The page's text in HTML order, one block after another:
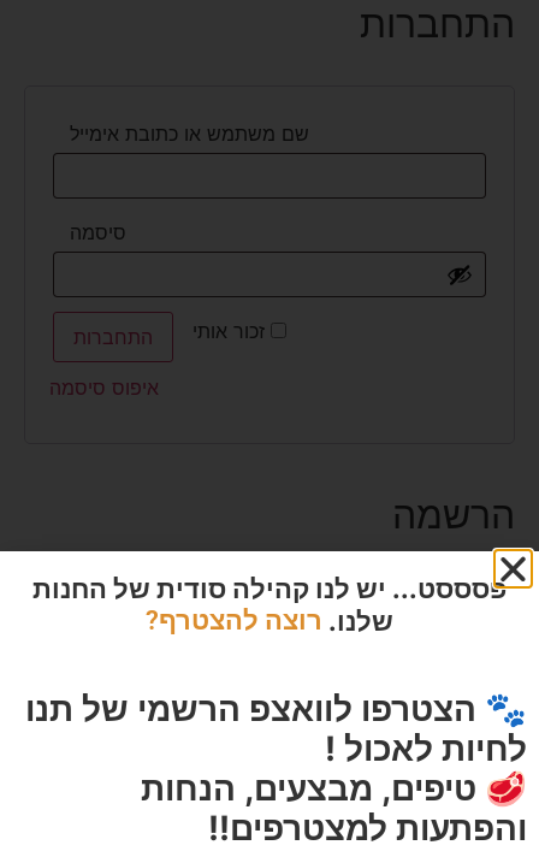
התחברות
שם משתמש או כתובת אימייל
סיסמה
זכור אותי התחברות
איפוס סיסמה
הרשמה
כתובת אימייל
סיסמה
אנחנו נשתמש בפרטים האישיים כדי להציע לך תמיכה
בתהליך באתר זה, לנהל את הגישה לחשבון וכדי לבצע
פסססט... יש לנו קהילה סודית של החנות
שלנו. רוצה להצטרף?
🐾 הצטרפו לוואצפ הרשמי של תנו
לחיות לאכול !
🥩 טיפים, מבצעים, הנחות
והפתעות למצטרפים!!